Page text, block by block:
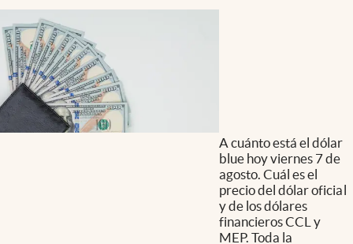
A cuánto está el dólar
blue hoy viernes 7 de
agosto. Cuál es el
precio del dólar oficial
y de los dólares
financieros CCL y
MEP. Toda la